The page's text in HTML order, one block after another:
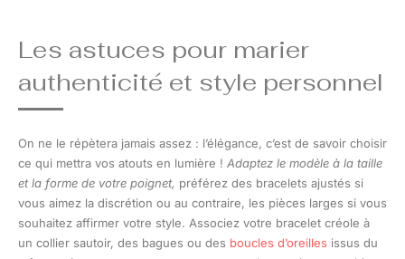
Les astuces pour marier
authenticité et style personnel
On ne le répètera jamais assez : l’élégance, c’est de savoir choisir
ce qui mettra vos atouts en lumière ! Adaptez le modèle à la taille
et la forme de votre poignet, préférez des bracelets ajustés si
vous aimez la discrétion ou au contraire, les pièces larges si vous
souhaitez affirmer votre style. Associez votre bracelet créole à
un collier sautoir, des bagues ou des boucles d’oreilles issus du